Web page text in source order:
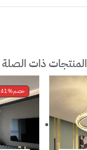
المنتجات ذات الصلة
خصم41%